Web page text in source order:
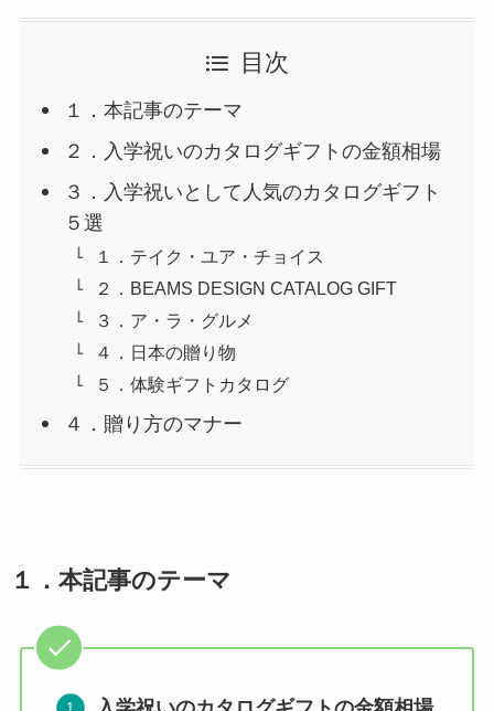
目次
１．本記事のテーマ
２．入学祝いのカタログギフトの金額相場
３．入学祝いとして人気のカタログギフト
５選
１．テイク・ユア・チョイス
２．BEAMS DESIGN CATALOG GIFT
３．ア・ラ・グルメ
４．日本の贈り物
５．体験ギフトカタログ
４．贈り方のマナー
１． 本記事のテーマ